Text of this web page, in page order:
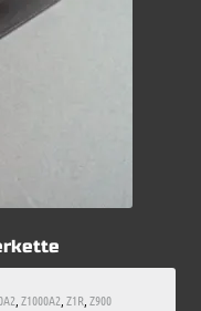
,Z1000A2,Z1R,Z900